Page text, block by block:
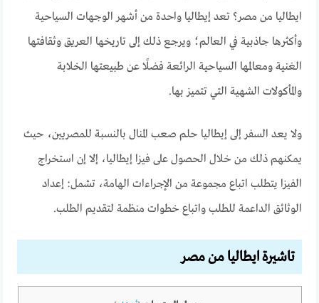
ايطاليا من مصر؟تعد إيطاليا واحدة من أشهر الوجهات السياحية
وأكثرها جاذبية في العالم؛ ويرجع ذلك إلى تاريخها العريق وثقافتها
الغنية ومعالمها السياحية الرائعة فضلًا عن طبيعتها الخلابة
والمأكولات الشهية التي تتميز بها.
ولا يعد السفر إلى إيطاليا حلم صعب المنال بالنسبة للمصريين، حيث
يمكنهم ذلك من خلال الحصول على فيزا إيطاليا، إلا إن استخراج
الفيزا يتطلب اتباع مجموعة من الإجراءات الهامة، تشمل: إعداد
الوثائق الداعمة للطلب واتباع خطوات منظمة لتقديم الطلب.
تاشيرة ايطاليا من مصر